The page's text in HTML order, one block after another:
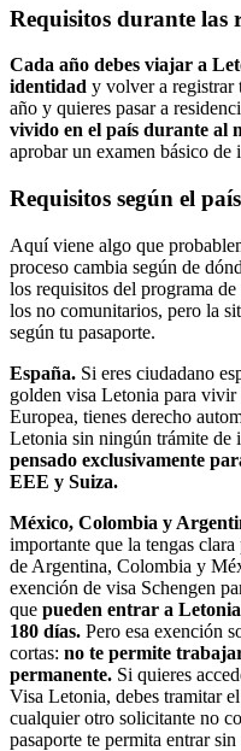
Requisitos durante las
Cada año debes viajar a
identidad y volver a registrar
año y quieres pasar a
vivido en el país durante al
aprobar un examen básico
Requisitos según el
Aquí viene algo que
proceso cambia según de
los requisitos del programa
los no comunitarios, pero la
según tu pasaporte.
España. Si eres ciudadano
golden visa Letonia para
Europea, tienes derecho
Letonia sin ningún trámite de
pensado exclusivamente
EEE y Suiza.
México, Colombia y
importante que la tengas
de Argentina, Colombia y
exención de visa Schengen
que pueden entrar a
180 días. Pero esa exención
cortas: no te permite
permanente. Si quieres
Visa Letonia, debes tramitar
cualquier otro solicitante no
pasaporte te permita entrar